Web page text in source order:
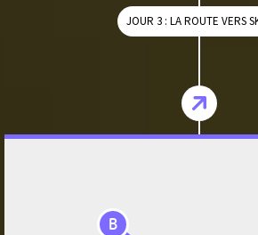
JOUR 3 : LA ROUTE VERS
B